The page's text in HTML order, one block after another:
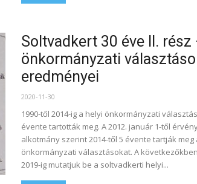
Soltvadkert 30 éve II. rész
önkormányzati
eredményei
2020-11-30
1990-től 2014-ig a helyi önkormányzati
évente tartották meg. A 2012. január 1-től
alkotmány szerint 2014-től 5 évente tartják meg
önkormányzati választásokat. A
2019-ig mutatjuk be a soltvadkerti helyi...